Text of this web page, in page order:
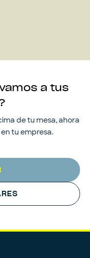
a tus
de tu mesa, ahora
tu empresa.